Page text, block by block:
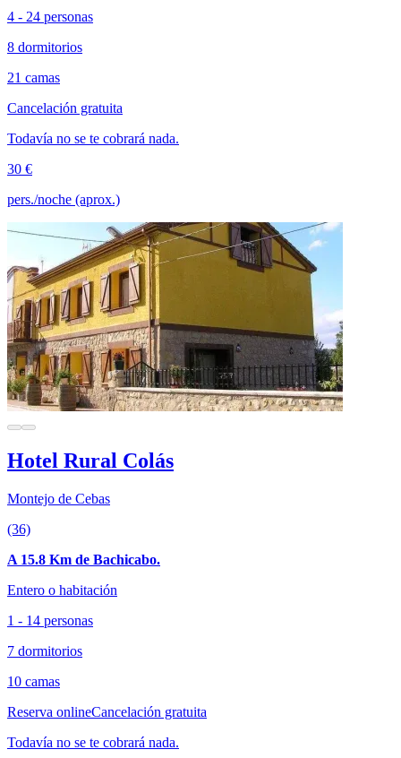
4 - 24 personas
8 dormitorios
21 camas
Cancelación gratuita
Todavía no se te cobrará nada.
30 €
pers./noche (aprox.)
Hotel Rural Colás
Montejo de Cebas
(36)
A 15.8 Km de Bachicabo.
Entero o habitación
1 - 14 personas
7 dormitorios
10 camas
Reserva onlineCancelación gratuita
Todavía no se te cobrará nada.